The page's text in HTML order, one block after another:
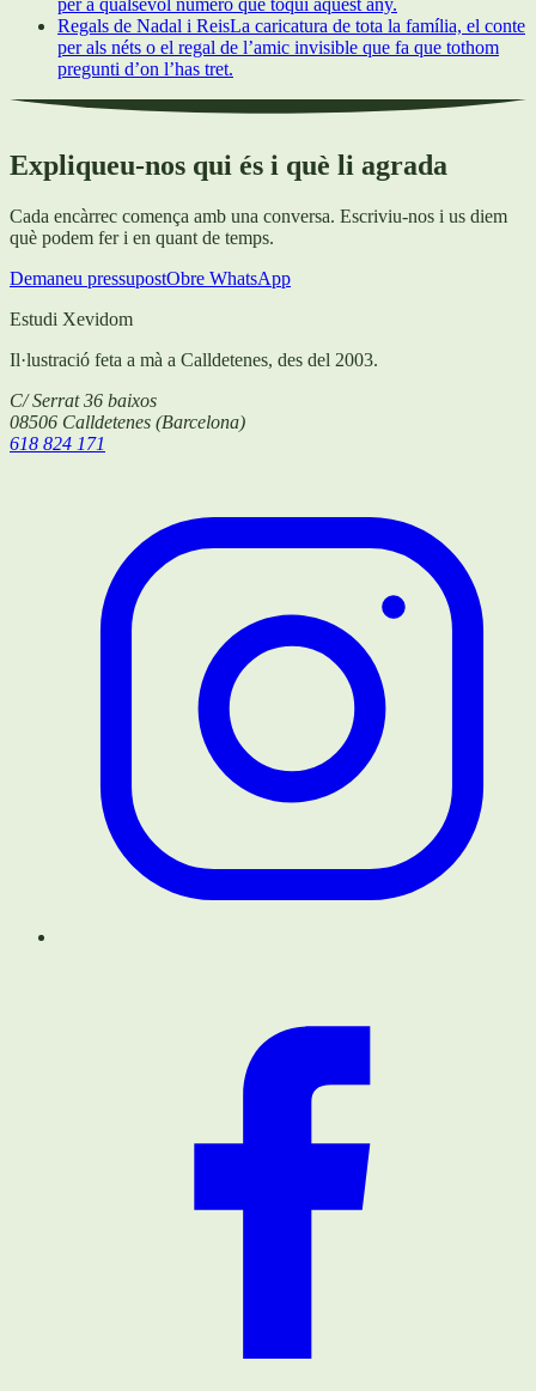
Regals de Nadal i ReisLa caricatura de tota la família, el conte
per als néts o el regal de l’amic invisible que fa que tothom
pregunti d’on l’has tret.
Expliqueu-nos qui és i què li agrada
Cada encàrrec comença amb una conversa. Escriviu-nos i us diem
què podem fer i en quant de temps.
Demaneu pressupostObre WhatsApp
Estudi Xevidom
Il·lustració feta a mà a Calldetenes, des del 2003.
C/ Serrat 36 baixos
08506 Calldetenes (Barcelona)
618 824 171